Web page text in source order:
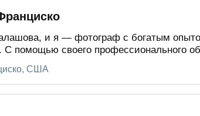
и я — фотограф с богатым
С помощью своего профессионального
США